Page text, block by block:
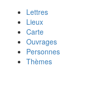
Lettres
Lieux
Carte
Ouvrages
Personnes
Thèmes